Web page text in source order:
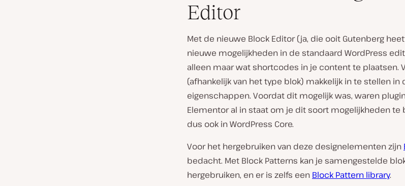
Editor
Met de nieuwe Block Editor (ja, die ooit Gutenberg
nieuwe mogelijkheden in de standaard WordPress
alleen maar wat shortcodes in je content te plaatsen.
(afhankelijk van het type blok) makkelijk in te stellen in
eigenschappen. Voordat dit mogelijk was, waren
Elementor al in staat om je dit soort mogelijkheden te
dus ook in WordPress Core.
Voor het hergebruiken van deze designelementen zijn
bedacht. Met Block Patterns kan je samengestelde
hergebruiken, en er is zelfs een Block Pattern library.